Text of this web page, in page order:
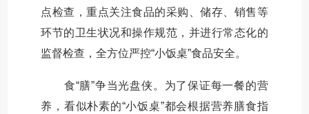
点检查，重点关注食品的采购、储存、销售等
环节的卫生状况和操作规范，并进行常态化的
监督检查，全方位严控“小饭桌”食品安全。
食“膳”争当光盘侠。为了保证每一餐的营
养，看似朴素的“小饭桌”都会根据营养膳食指